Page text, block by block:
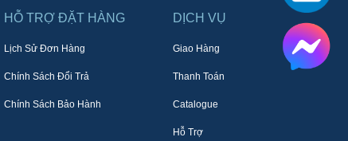
HỖ TRỢ ĐẶT HÀNG
Lịch Sử Đơn Hàng
Chính Sách Đổi Trả
Chính Sách Bảo Hành
DỊCH VỤ
Giao Hàng
Thanh Toán
Catalogue
Hỗ Trợ